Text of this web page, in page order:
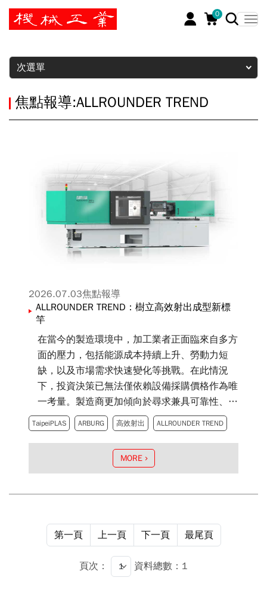
0
暫停
次選單
焦點報導:ALLROUNDER TREND
2026.07.03焦點報導
ALLROUNDER TREND：樹立高效射出成型新標
竿
在當今的製造環境中，加工業者正面臨來自多方
面的壓力，包括能源成本持續上升、勞動力短
缺，以及市場需求快速變化等挑戰。在此情況
下，投資決策已無法僅依賴設備採購價格作為唯
一考量。製造商更加傾向於尋求兼具可靠性、效
率與操作便利性，並能帶來良好投資報酬率的整
體解決方案。有鑑於此，ARBURG 推出全新機
台概念——電動式 ALLROUNDER TREND。
TaipeiPLAS ARBURG 高效射出 ALLROUNDER TREND
MORE
第一頁 上一頁 下一頁 最尾頁
頁次： 資料總數：1